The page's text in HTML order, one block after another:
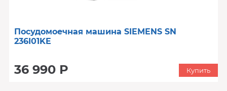
Посудомоечная машина SIEMENS SN
236I01KE
36 990 Р Купить